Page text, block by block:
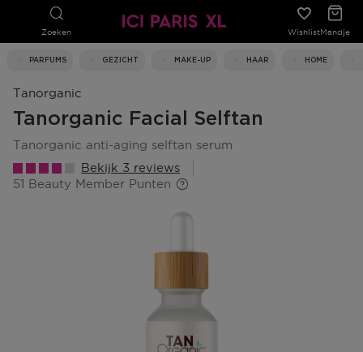
Zoeken WishlistMandje
PARFUMS GEZICHT MAKE-UP HAAR HOME
Tanorganic
Tanorganic Facial Selftan
tanorganic anti-aging selftan serum
Bekijk 3 reviews
51 Beauty Member Punten